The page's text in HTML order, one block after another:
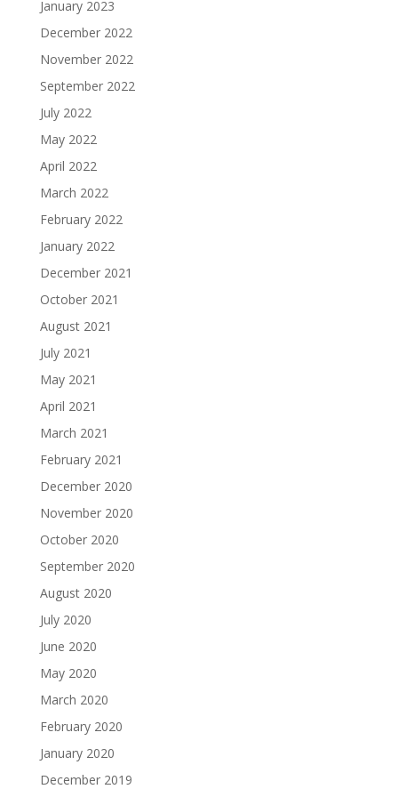
January 2023
December 2022
November 2022
September 2022
July 2022
May 2022
April 2022
March 2022
February 2022
January 2022
December 2021
October 2021
August 2021
July 2021
May 2021
April 2021
March 2021
February 2021
December 2020
November 2020
October 2020
September 2020
August 2020
July 2020
June 2020
May 2020
March 2020
February 2020
January 2020
December 2019